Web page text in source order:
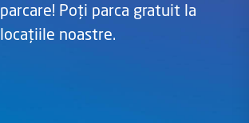
parcare! Poți parca gratuit la
locațiile noastre.